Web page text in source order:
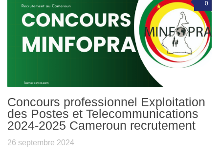
0
Concours professionnel Exploitation
des Postes et Telecommunications
2024-2025 Cameroun recrutement
26 septembre 2024